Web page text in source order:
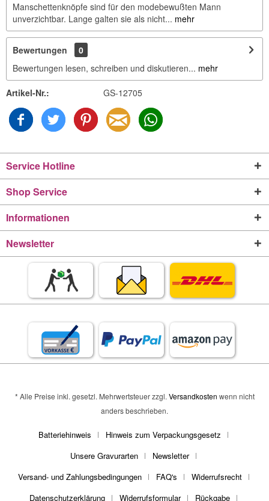
Manschettenknöpfe sind für den modebewußten Mann
unverzichtbar. Lange galten sie als nicht... mehr
Bewertungen
0
Bewertungen lesen, schreiben und diskutieren... mehr
Artikel-Nr.: GS-12705
Service Hotline
Shop Service
Informationen
Newsletter
* Alle Preise inkl. gesetzl. Mehrwertsteuer zzgl. Versandkosten wenn nicht
anders beschrieben.
Batteriehinweis
Hinweis zum Verpackungsgesetz
Unsere Gravurarten
Newsletter
Versand- und Zahlungsbedingungen
FAQ's
Widerrufsrecht
Datenschutzerklärung
Widerrufsformular Rückgabe